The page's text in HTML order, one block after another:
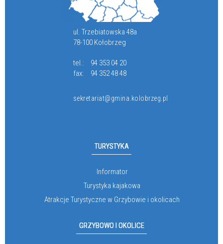
ul. Trzebiatowska 48a
78-100 Kołobrzeg
tel.:
94 353 04 20
fax:
94 352 48 48
sekretariat@gmina.kolobrzeg.pl
TURYSTYKA
Informator
Turystyka kajakowa
Atrakcje Turystyczne w Grzybowie i okolicach
GRZYBOWO I OKOLICE